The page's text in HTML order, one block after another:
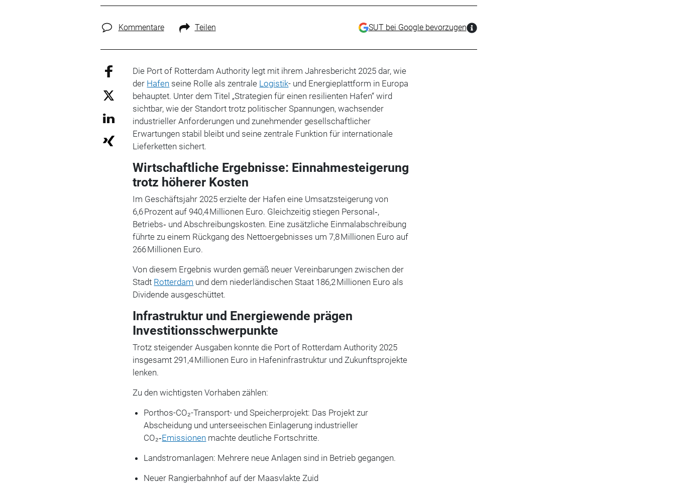
Kommentare Teilen SUT bei Google bevorzugen
Die Port of Rotterdam Authority legt mit ihrem Jahresbericht 2025 dar, wie
der Hafen seine Rolle als zentrale Logistik- und Energieplattform in Europa
behauptet. Unter dem Titel „Strategien für einen resilienten Hafen“ wird
sichtbar, wie der Standort trotz politischer Spannungen, wachsender
industrieller Anforderungen und zunehmender gesellschaftlicher
Erwartungen stabil bleibt und seine zentrale Funktion für internationale
Lieferketten sichert.
Wirtschaftliche Ergebnisse: Einnahmesteigerung
trotz höherer Kosten
Im Geschäftsjahr 2025 erzielte der Hafen eine Umsatzsteigerung von
6,6 Prozent auf 940,4 Millionen Euro. Gleichzeitig stiegen Personal‑,
Betriebs‑ und Abschreibungskosten. Eine zusätzliche Einmalabschreibung
führte zu einem Rückgang des Nettoergebnisses um 7,8 Millionen Euro auf
266 Millionen Euro.
Von diesem Ergebnis wurden gemäß neuer Vereinbarungen zwischen der
Stadt Rotterdam und dem niederländischen Staat 186,2 Millionen Euro als
Dividende ausgeschüttet.
Infrastruktur und Energiewende prägen
Investitionsschwerpunkte
Trotz steigender Ausgaben konnte die Port of Rotterdam Authority 2025
insgesamt 291,4 Millionen Euro in Hafeninfrastruktur und Zukunftsprojekte
lenken.
Zu den wichtigsten Vorhaben zählen:
Porthos-CO₂-Transport- und Speicherprojekt: Das Projekt zur
Abscheidung und unterseeischen Einlagerung industrieller
CO₂‑Emissionen machte deutliche Fortschritte.
Landstromanlagen: Mehrere neue Anlagen sind in Betrieb gegangen.
Neuer Rangierbahnhof auf der Maasvlakte Zuid